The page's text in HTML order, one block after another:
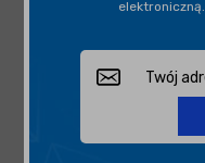
elektroniczną.